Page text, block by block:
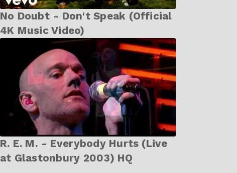
No Doubt - Don't Speak (Official
4K Music Video)
R. E. M. - Everybody Hurts (Live
at Glastonbury 2003) HQ